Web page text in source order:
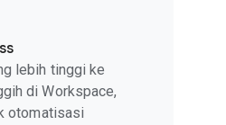
lebih tinggi ke
di Workspace,
otomatisasi